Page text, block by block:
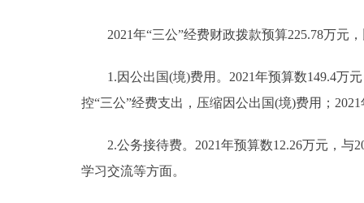
2021年“三公”经费财政拨款预算225.78万元，
1.因公出国(境)费用。2021年预算数149.4万元
控“三公”经费支出，压缩因公出国(境)费用；
2.公务接待费。2021年预算数12.26万元，与
学习交流等方面。